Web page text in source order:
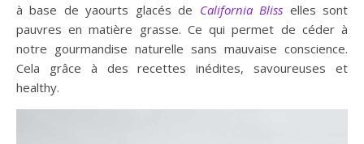
à base de yaourts glacés de California Bliss elles sont
pauvres en matière grasse. Ce qui permet de céder à
notre gourmandise naturelle sans mauvaise conscience.
Cela grâce à des recettes inédites, savoureuses et
healthy.